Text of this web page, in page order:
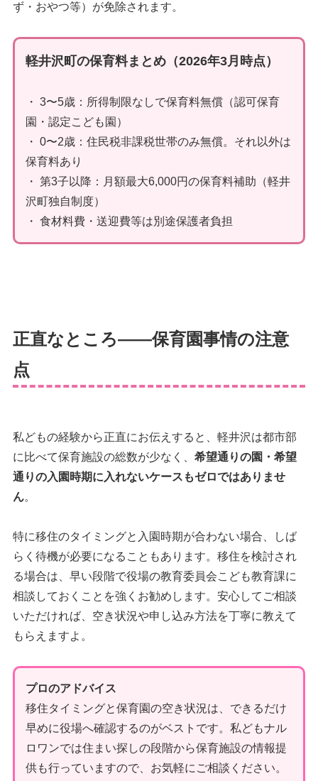
ず・おやつ等）が免除されます。
軽井沢町の保育料まとめ（2026年3月時点）
・ 3〜5歳：所得制限なしで保育料無償（認可保育
園・認定こども園）
・ 0〜2歳：住民税非課税世帯のみ無償。それ以外は
保育料あり
・ 第3子以降：月額最大6,000円の保育料補助（軽井
沢町独自制度）
・ 食材料費・送迎費等は別途保護者負担
正直なところ——保育園事情の注意
点
私どもの経験から正直にお伝えすると、軽井沢は都市部
に比べて保育施設の総数が少なく、 希望通りの園・希望
通りの入園時期に入れないケースもゼロではありませ
ん。
特に移住のタイミングと入園時期が合わない場合、しば
らく待機が必要になることもあります。移住を検討され
る場合は、早い段階で役場の教育委員会こども教育課に
相談しておくことを強くお勧めします。安心してご相談
いただければ、空き状況や申し込み方法を丁寧に教えて
もらえますよ。
プロのアドバイス
移住タイミングと保育園の空き状況は、できるだけ
早めに役場へ確認するのがベストです。私どもナル
ロワンでは住まい探しの段階から保育施設の情報提
供も行っていますので、お気軽にご相談ください。